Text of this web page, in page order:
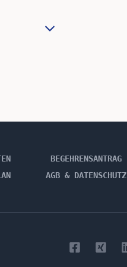
BEGEHRENSANTRAG
AGB & DATENSCHUTZ